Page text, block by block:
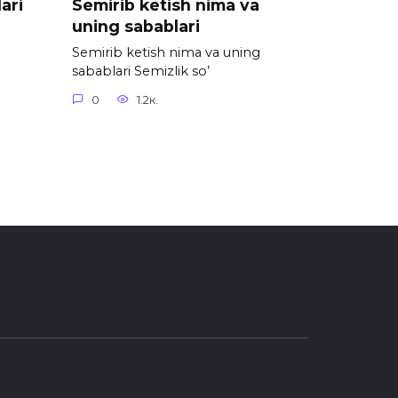
Semirib ketish nima va
uning sabablari
Semirib ketish nima va uning
sabablari Semizlik so’
0 1.2к.